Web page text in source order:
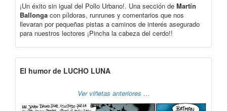
¡Un éxito sin igual del Pollo Urbano!. Una sección de Martín
Ballonga con píldoras, runrunes y comentarios que nos
llevaran por pequeñas pistas a caminos de interés asegurado
para nuestros lectores ¡Pincha la cabeza del cerdo!!
El humor de LUCHO LUNA
Ver viñetas anteriores …